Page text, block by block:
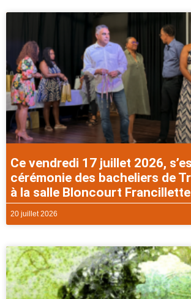
Ce vendredi 17 juillet 2026,
cérémonie des bacheliers de
à la salle Bloncourt
20 juillet 2026